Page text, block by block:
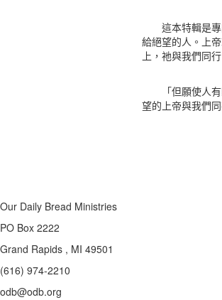
這本特輯是
給絕望的人。上
上，祂與我們同行
「但願使人
望的上帝與我們
Our Daily Bread Ministries
PO Box 2222
Grand Rapids , MI 49501
(616) 974-2210
odb@odb.org